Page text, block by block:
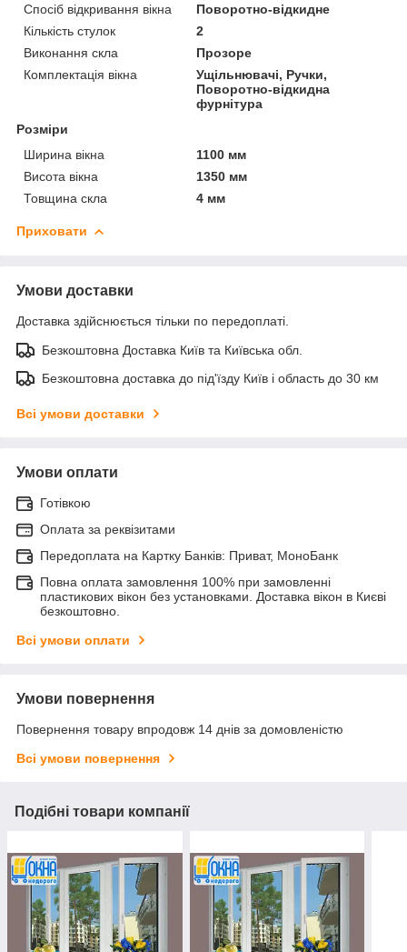
Спосіб відкривання вікна
Поворотно-відкидне
Кількість стулок
2
Виконання скла
Прозоре
Комплектація вікна
Ущільнювачі, Ручки,
Поворотно-відкидна
фурнітура
Розміри
Ширина вікна
1100 мм
Висота вікна
1350 мм
Товщина скла
4 мм
Приховати
Умови доставки
Доставка здійснюється тільки по передоплаті.
Безкоштовна Доставка Київ та Київська обл.
Безкоштовна доставка до під'їзду Київ і область до 30 км
Всі умови доставки
Умови оплати
Готівкою
Оплата за реквізитами
Передоплата на Картку Банків: Приват, МоноБанк
Повна оплата замовлення 100% при замовленні
пластикових вікон без установками. Доставка вікон в Києві
безкоштовно.
Всі умови оплати
Умови повернення
Повернення товару впродовж 14 днів за домовленістю
Всі умови повернення
Подібні товари компанії